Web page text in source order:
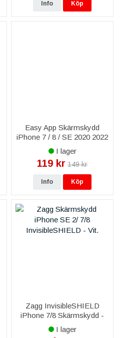
Info Köp
Easy App Skärmskydd
iPhone 7 / 8 / SE 2020 2022
- Svart
I lager
119 kr 149 kr
Info Köp
Zagg InvisibleSHIELD
iPhone 7/8 Skärmskydd -
Vit
I lager